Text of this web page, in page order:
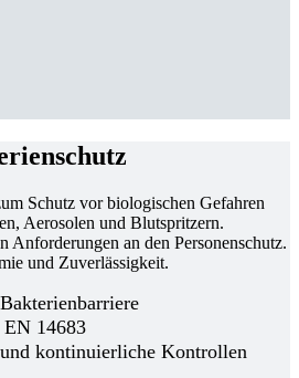
Schutz vor biologischen Gefahren
Aerosolen und Blutspritzern.
Anforderungen an den Personenschutz.
und Zuverlässigkeit.
14683
kontinuierliche Kontrollen